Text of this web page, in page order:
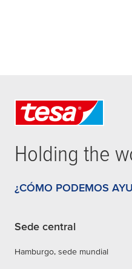
Holding the
¿CÓMO PODEMOS
Sede central
Hamburgo, sede mundial